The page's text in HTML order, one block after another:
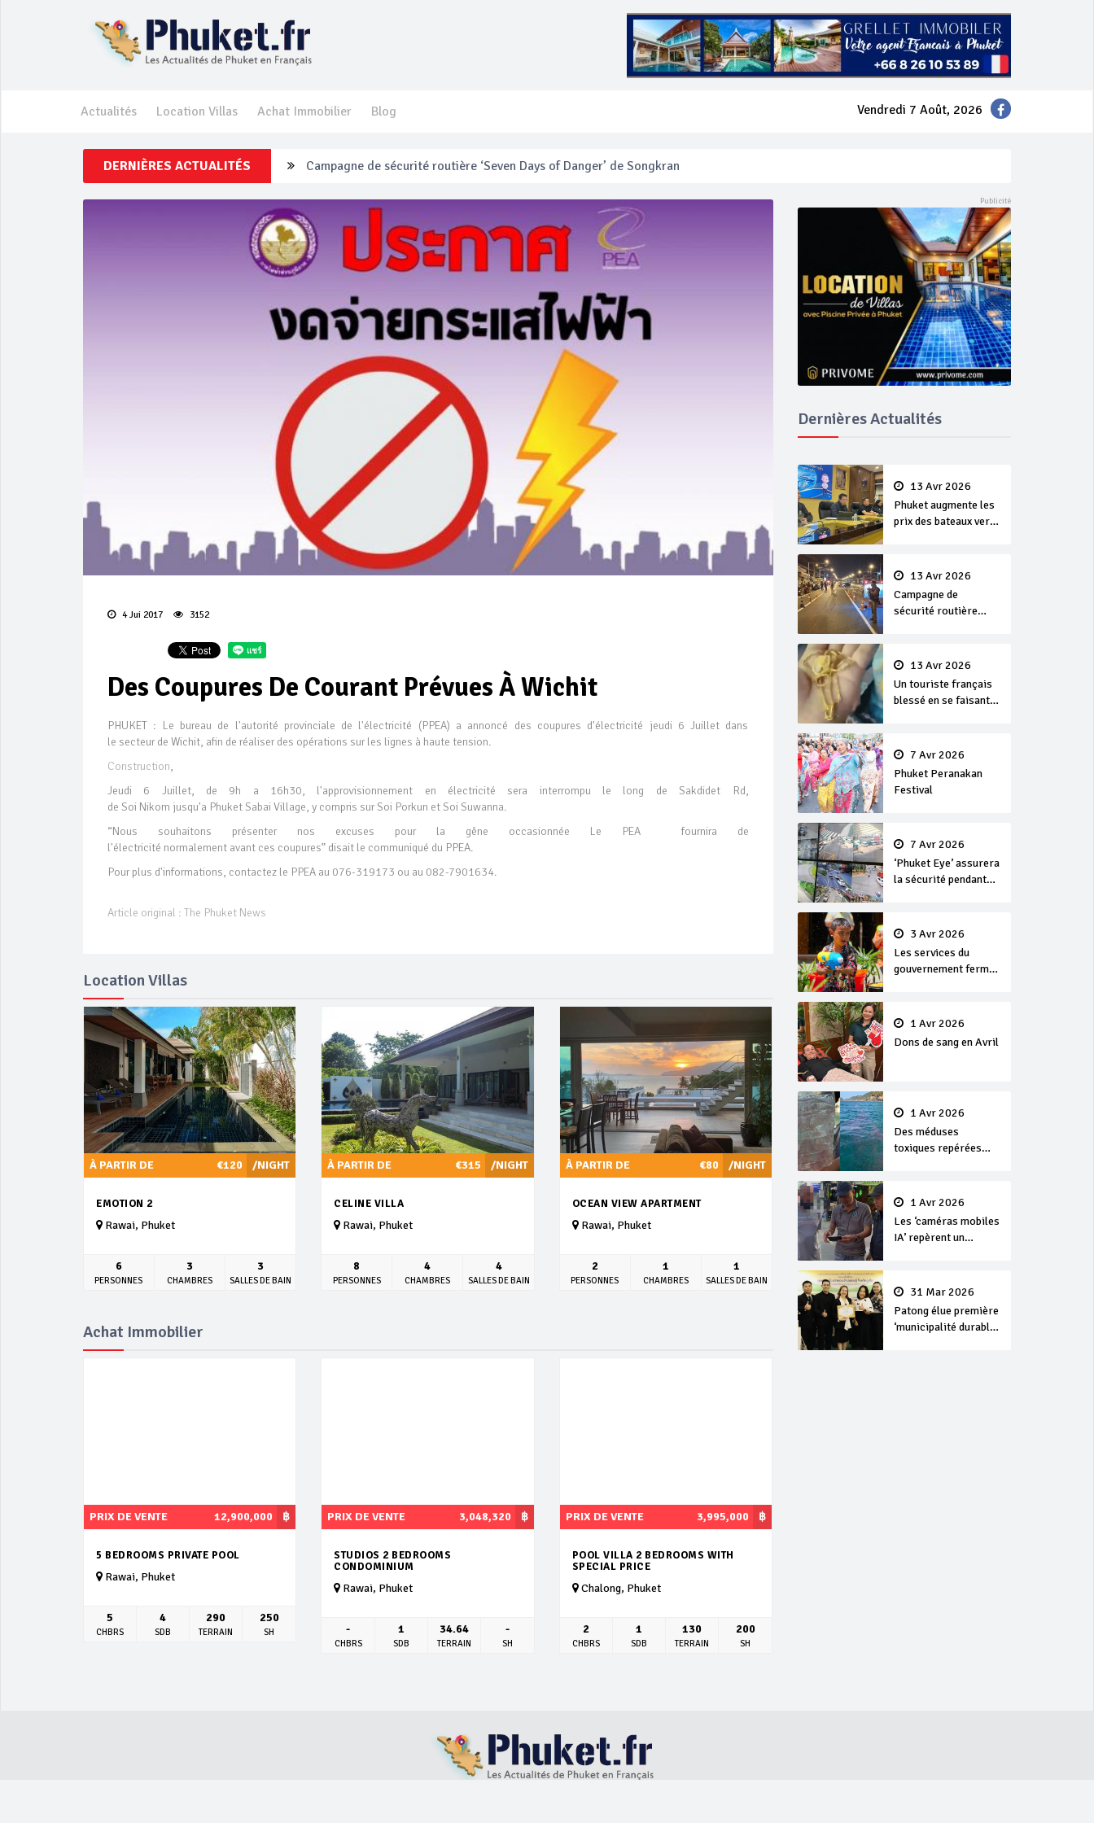
Actualités Location Villas Achat Immobilier Blog Vendredi 7 Août, 2026
DERNIÈRES ACTUALITÉS Un touriste français blessé en se faisant arracher son collier en or
Phuket Peranakan Festival
‘Phuket Eye’ assurera la sécurité pendant Songkran
Phuket augmente les prix des bateaux vers Koh Phi Phi et des excursions en mer
4 Jui 2017 3152
Des Coupures De Courant Prévues À Wichit
PHUKET : Le bureau de l'autorité provinciale de l'électricité (PPEA) a annoncé des coupures d'électricité jeudi 6 Juillet dans
le secteur de Wichit, afin de réaliser des opérations sur les lignes à haute tension.
Construction,
Jeudi 6 Juillet, de 9h a 16h30, l'approvisionnement en électricité sera interrompu le long de Sakdidet Rd,
de Soi Nikom jusqu'a Phuket Sabai Village, y compris sur Soi Porkun et Soi Suwanna.
“Nous souhaitons présenter nos excuses pour la gêne occasionnée Le PEA fournira de
l'électricité normalement avant ces coupures” disait le communiqué du PPEA.
Pour plus d'informations, contactez le PPEA au 076-319173 ou au 082-7901634.
Article original : The Phuket News
Dernières Actualités
13 Avr 2026
Phuket augmente les
prix des bateaux vers
13 Avr 2026
Campagne de
sécurité routière
13 Avr 2026
Un touriste français
blessé en se faisant
7 Avr 2026
Phuket Peranakan
Festival
7 Avr 2026
‘Phuket Eye’ assurera
la sécurité pendant
3 Avr 2026
Les services du
gouvernement fermés
Songkran
1 Avr 2026
Dons de sang en Avril
1 Avr 2026
Des méduses
toxiques repérées
1 Avr 2026
Les ‘caméras mobiles
IA’ repèrent un
séjour31 Mar 2026
Patong élue première
‘municipalité durable’
Location Villas
/NIGHT
À PARTIR DE €120
EMOTION 2
Rawai, Phuket
6
PERSONNES
3
CHAMBRES
3
SALLES DE BAIN
/NIGHT
À PARTIR DE €315
CELINE VILLA
Rawai, Phuket
8
PERSONNES
4
CHAMBRES
4
SALLES DE BAIN
/NIGHT
À PARTIR DE €80
OCEAN VIEW APARTMENT
Rawai, Phuket
2
PERSONNES
1
CHAMBRES
1
SALLES DE BAIN
Achat Immobilier
฿
PRIX DE VENTE 12,900,000
5 BEDROOMS PRIVATE POOL
Rawai, Phuket
5
CHBRS
4
SDB
290
TERRAIN
250
SH
฿
PRIX DE VENTE 3,048,320
STUDIOS 2 BEDROOMS
CONDOMINIUM
Rawai, Phuket
-
CHBRS
1
SDB
34.64
TERRAIN
-
SH
฿
PRIX DE VENTE 3,995,000
POOL VILLA 2 BEDROOMS WITH
SPECIAL PRICE
Chalong, Phuket
2
CHBRS
1
SDB
130
TERRAIN
200
SH